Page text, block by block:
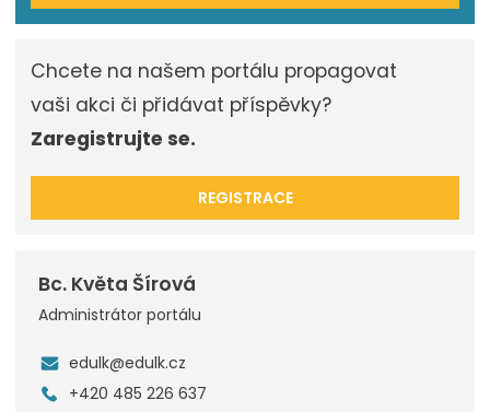
Chcete na našem portálu propagovat
vaši akci či přidávat příspěvky?
Zaregistrujte se.
REGISTRACE
Bc. Květa Šírová
Administrátor portálu
edulk@edulk.cz
+420 485 226 637